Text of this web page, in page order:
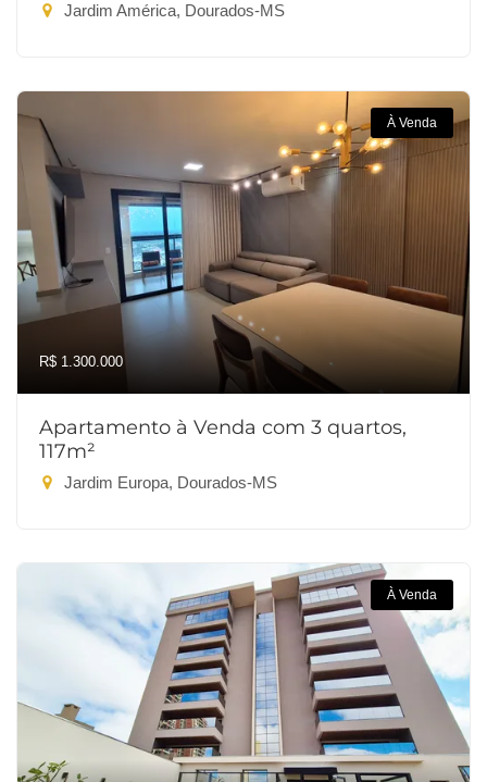
Jardim América, Dourados-MS
À Venda
R$ 1.300.000
Apartamento à Venda com 3 quartos,
117m²
Jardim Europa, Dourados-MS
À Venda